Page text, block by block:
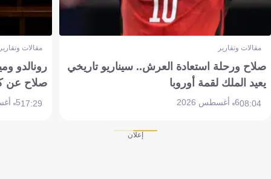
مقالات وتقارير
صلاح ورحلة استعادة العرش.. سيناريو تاريخي
يعيد الملك لقمة أوروبا
08:046 أغسطس 2026
مقالات
رونالدو
صلاح عن
17:295 أغسطس 2026
إعلان